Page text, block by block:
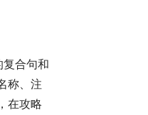
复合句和
称、注
在攻略